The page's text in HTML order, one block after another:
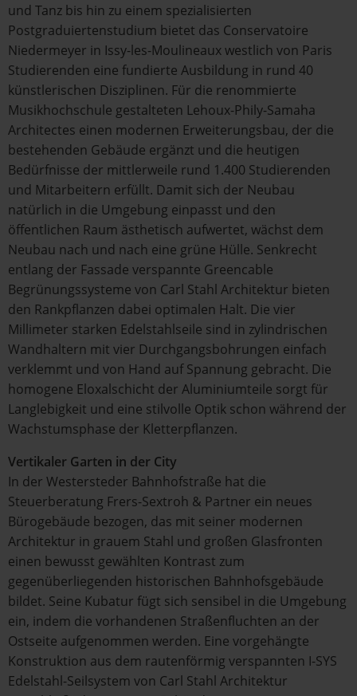
und Tanz bis hin zu einem spezialisierten
Postgraduiertenstudium bietet das Conservatoire
Niedermeyer in Issy-les-Moulineaux westlich von Paris
Studierenden eine fundierte Ausbildung in rund 40
künstlerischen Disziplinen. Für die renommierte
Musikhochschule gestalteten Lehoux-Phily-Samaha
Architectes einen modernen Erweiterungsbau, der die
bestehenden Gebäude ergänzt und die heutigen
Bedürfnisse der mittlerweile rund 1.400 Studierenden
und Mitarbeitern erfüllt. Damit sich der Neubau
natürlich in die Umgebung einpasst und den
öffentlichen Raum ästhetisch aufwertet, wächst dem
Neubau nach und nach eine grüne Hülle. Senkrecht
entlang der Fassade verspannte Greencable
Begrünungssysteme von Carl Stahl Architektur bieten
den Rankpflanzen dabei optimalen Halt. Die vier
Millimeter starken Edelstahlseile sind in zylindrischen
Wandhaltern mit vier Durchgangsbohrungen einfach
verklemmt und von Hand auf Spannung gebracht. Die
homogene Eloxalschicht der Aluminiumteile sorgt für
Langlebigkeit und eine stilvolle Optik schon während der
Wachstumsphase der Kletterpflanzen.
Vertikaler Garten in der City
In der Westersteder Bahnhofstraße hat die
Steuerberatung Frers-Sextroh & Partner ein neues
Bürogebäude bezogen, das mit seiner modernen
Architektur in grauem Stahl und großen Glasfronten
einen bewusst gewählten Kontrast zum
gegenüberliegenden historischen Bahnhofsgebäude
bildet. Seine Kubatur fügt sich sensibel in die Umgebung
ein, indem die vorhandenen Straßenfluchten an der
Ostseite aufgenommen werden. Eine vorgehängte
Konstruktion aus dem rautenförmig verspannten I-SYS
Edelstahl-Seilsystem von Carl Stahl Architektur